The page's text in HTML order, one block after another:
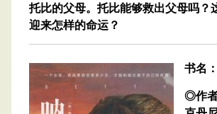
托比的父母。托比能够救出父母吗？
迎来怎样的命运？
书名
◎作者